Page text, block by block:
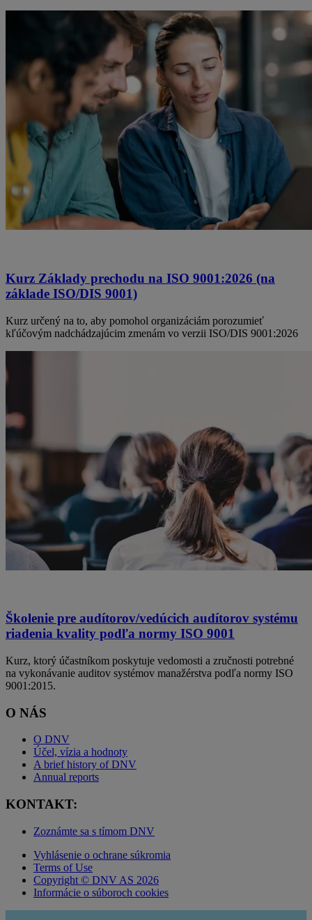
Kurz Základy prechodu na ISO 9001:2026 (na
základe ISO/DIS 9001)
Kurz určený na to, aby pomohol organizáciám porozumieť
kľúčovým nadchádzajúcim zmenám vo verzii ISO/DIS 9001:2026
Školenie pre audítorov/vedúcich audítorov systému
riadenia kvality podľa normy ISO 9001
Kurz, ktorý účastníkom poskytuje vedomosti a zručnosti potrebné
na vykonávanie auditov systémov manažérstva podľa normy ISO
9001:2015.
O NÁS
O DNV
Účel, vízia a hodnoty
A brief history of DNV
Annual reports
KONTAKT:
Zoznámte sa s tímom DNV
Vyhlásenie o ochrane súkromia
Terms of Use
Copyright © DNV AS 2026
Informácie o súboroch cookies